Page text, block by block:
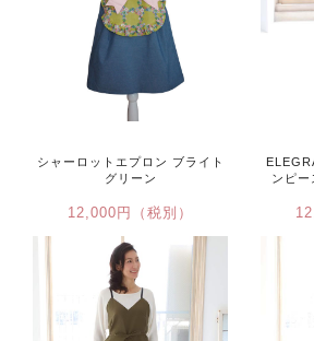
シャーロットエプロン ブライト
グリーン
12,000円（税別）
ンピー